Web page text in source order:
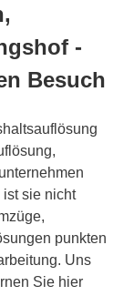
-
Besuch
sie nicht
punkten
Uns
Sie hier